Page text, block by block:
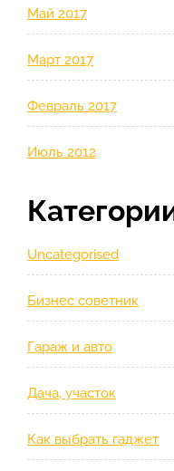
Май 2017
Март 2017
Февраль 2017
Июль 2012
Uncategorised
Бизнес советник
Гараж и авто
Дача, участок
Как выбрать гаджет